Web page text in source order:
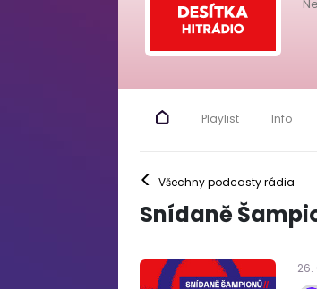
Playlist Info
< Všechny podcasty rádia
Snídaně
26.